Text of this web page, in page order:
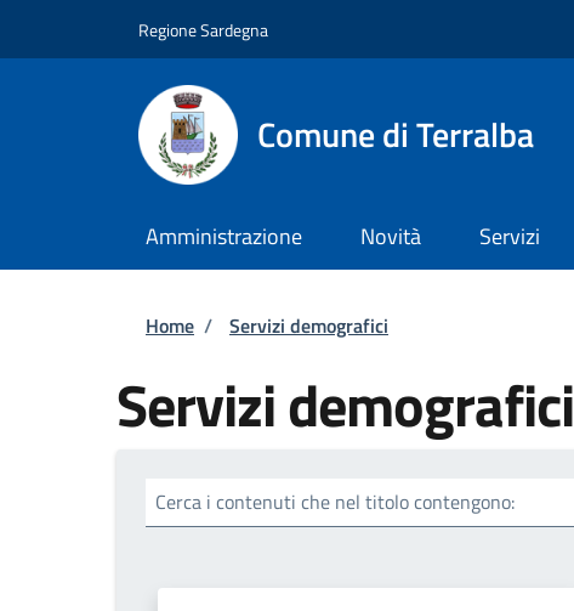
Regione Sardegna
Comune di Terralba
Amministrazione Novità Servizi
Briciole di pane
Home / Servizi demografici
Servizi demografici
Cerca i contenuti che nel titolo contengono: